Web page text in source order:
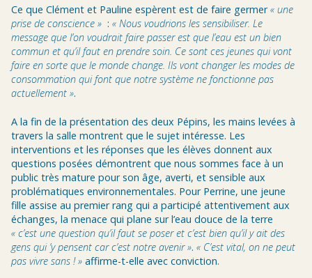
Ce que Clément et Pauline espèrent est de faire germer« une
prise de conscience » : « Nous voudrions les sensibiliser. Le
message que l’on voudrait faire passer est que l’eau est un bien
commun et qu’il faut en prendre soin. Ce sont ces jeunes qui vont
faire en sorte que le monde change. Ils vont changer les modes de
consommation qui font que notre système ne fonctionne pas
actuellement ».
A la fin de la présentation des deux Pépins, les mains levées à
travers la salle montrent que le sujet intéresse. Les
interventions et les réponses que les élèves donnent aux
questions posées démontrent que nous sommes face à un
public très mature pour son âge, averti, et sensible aux
problématiques environnementales. Pour Perrine, une jeune
fille assise au premier rang qui a participé attentivement aux
échanges, la menace qui plane sur l’eau douce de la terre
« c’est une question qu’il faut se poser et c’est bien qu’il y ait des
gens qui ’y pensent car c’est notre avenir ». « C’est vital, on ne peut
pas vivre sans ! » affirme-t-elle avec conviction.